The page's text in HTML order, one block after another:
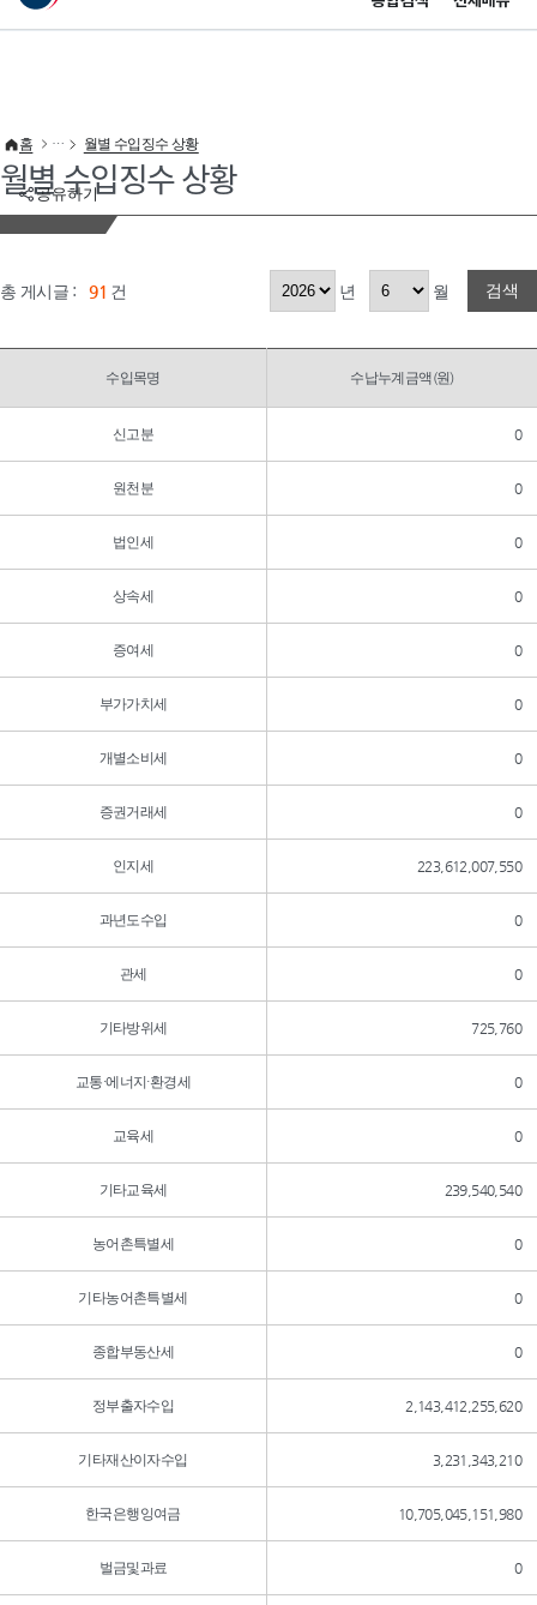
이 누리집은 대한민국 공식 전자정부 누리집입니다.
공유하기
홈 월별 수입징수 상황
월별 수입징수 상황
총 게시글 : 91 건 년 월 검색
수입목명 수납누계금액(원)
신고분 0
원천분 0
법인세 0
상속세 0
증여세 0
부가가치세 0
개별소비세 0
증권거래세 0
인지세 223,612,007,550
과년도수입 0
관세 0
기타방위세 725,760
교통·에너지·환경세 0
교육세 0
기타교육세 239,540,540
농어촌특별세 0
기타농어촌특별세 0
종합부동산세 0
정부출자수입 2,143,412,255,620
기타재산이자수입 3,231,343,210
한국은행잉여금 10,705,045,151,980
벌금및과료 0